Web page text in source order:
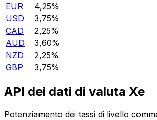
EUR
4,25%
USD
3,75%
CAD
2,25%
AUD
3,60%
NZD
2,25%
GBP
3,75%
API dei dati di valuta Xe
Potenziamento dei tassi di livello